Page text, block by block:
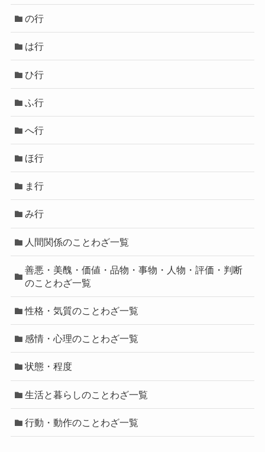
の行
は行
ひ行
ふ行
へ行
ほ行
ま行
み行
人間関係のことわざ一覧
善悪・美醜・価値・品物・事物・人物・評価・判断
のことわざ一覧
性格・気質のことわざ一覧
感情・心理のことわざ一覧
状態・程度
生活と暮らしのことわざ一覧
行動・動作のことわざ一覧